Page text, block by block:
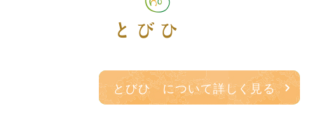
とびひ
とびひ について詳しく見る